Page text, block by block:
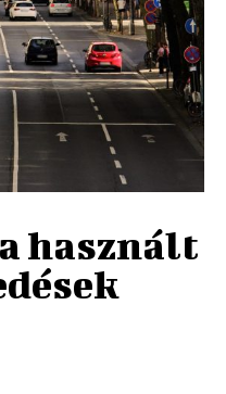
használt